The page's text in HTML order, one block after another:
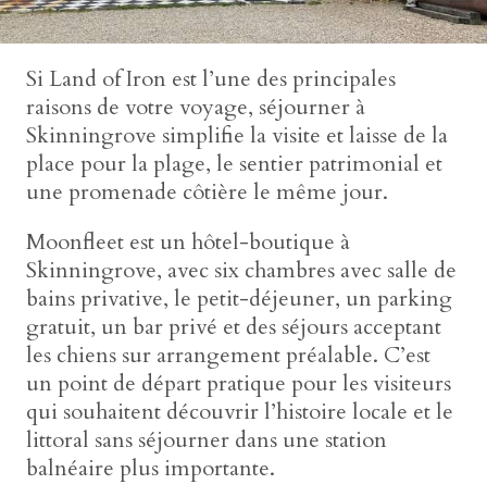
Si Land of Iron est l’une des principales
raisons de votre voyage, séjourner à
Skinningrove simplifie la visite et laisse de la
place pour la plage, le sentier patrimonial et
une promenade côtière le même jour.
Moonfleet est un hôtel-boutique à
Skinningrove, avec six chambres avec salle de
bains privative, le petit-déjeuner, un parking
gratuit, un bar privé et des séjours acceptant
les chiens sur arrangement préalable. C’est
un point de départ pratique pour les visiteurs
qui souhaitent découvrir l’histoire locale et le
littoral sans séjourner dans une station
balnéaire plus importante.